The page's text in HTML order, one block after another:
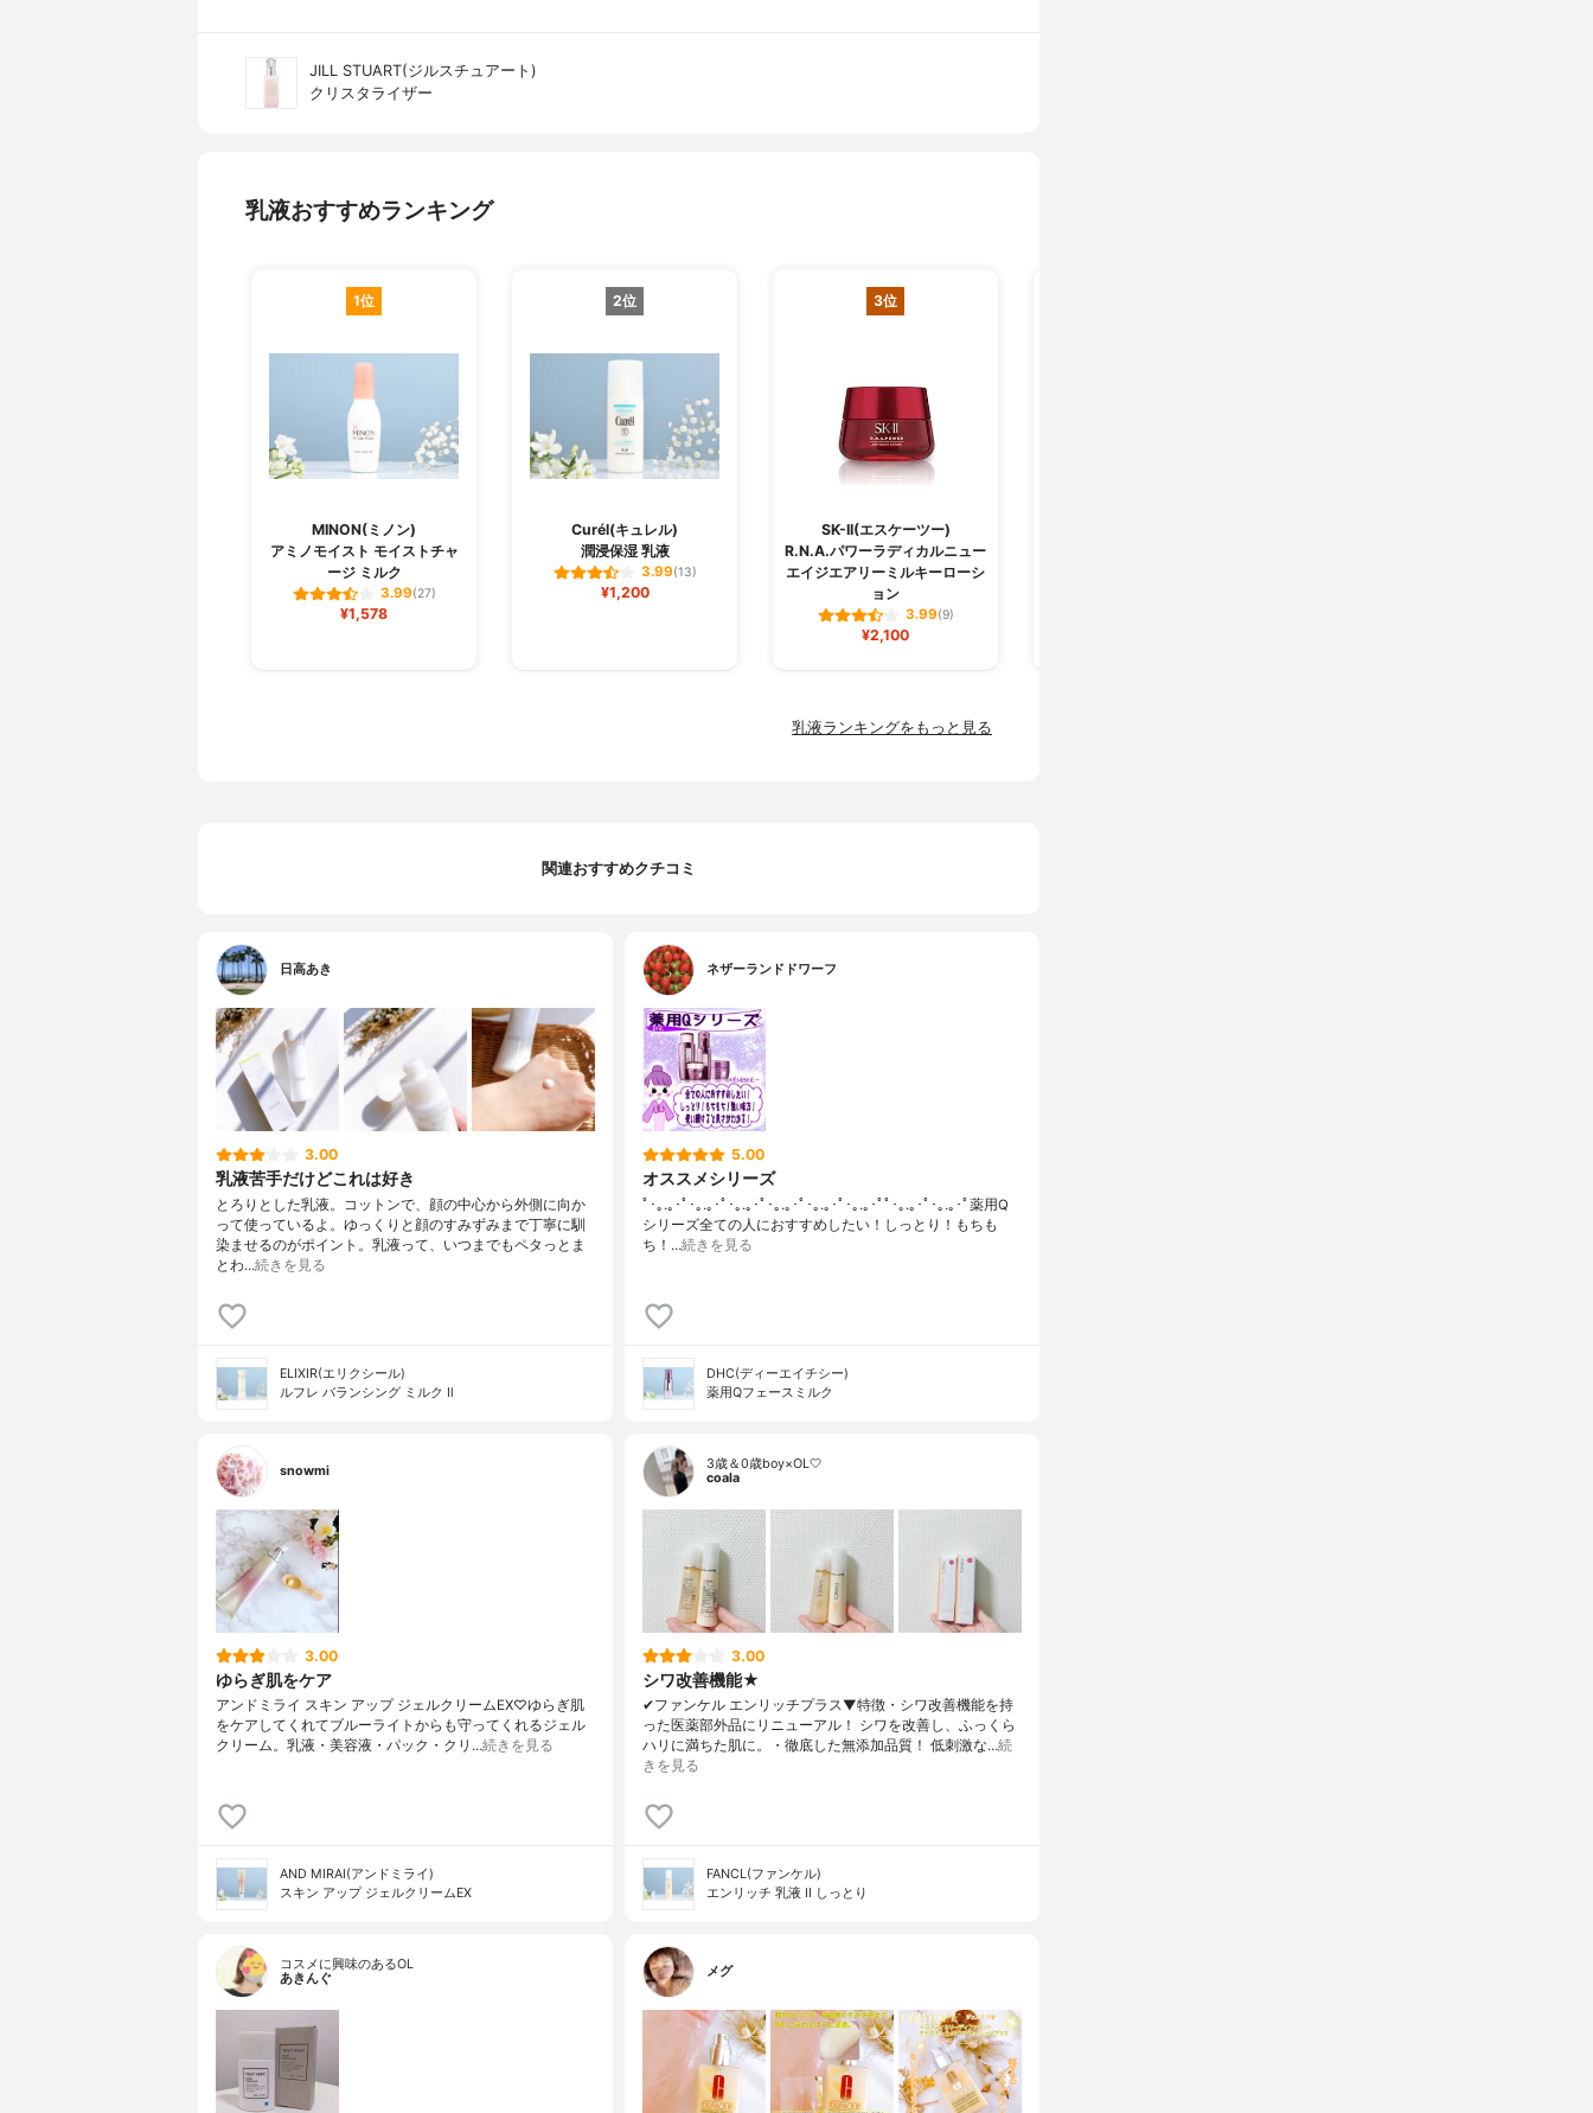
JILL STUART(ジルスチュアート)
クリスタライザー
乳液おすすめランキング
1位
MINON(ミノン)
アミノモイスト モイストチャ
ージ ミルク
3.99(27)
¥1,578
2位
Curél(キュレル)
潤浸保湿 乳液
3.99(13)
¥1,200
3位
SK-II(エスケーツー)
R.N.A.パワーラディカルニュー
エイジエアリーミルキーローシ
ョン
3.99(9)
¥2,100
乳液ランキングをもっと見る
関連おすすめクチコミ
日高あき
3.00
乳液苦手だけどこれは好き
とろりとした乳液。コットンで、顔の中心から外側に向か
って使っているよ。ゆっくりと顔のすみずみまで丁寧に馴
染ませるのがポイント。乳液って、いつまでもペタっとま
とわ…続きを見る
ELIXIR(エリクシール)
ルフレ バランシング ミルク Ⅱ
ネザーランドドワーフ
5.00
オススメシリーズ
ﾟ･｡.｡･ﾟ･｡.｡･ﾟ･｡.｡･ﾟ･｡.｡･ﾟ･｡.｡･ﾟ･｡.｡･ﾟﾟ･｡.｡･ﾟ･｡.｡･ﾟ薬用Q
シリーズ全ての人におすすめしたい！しっとり！もちも
ち！…続きを見る
DHC(ディーエイチシー)
薬用Qフェースミルク
snowmi
3.00
ゆらぎ肌をケア
アンドミライ スキン アップ ジェルクリームEX♡ゆらぎ肌
をケアしてくれてブルーライトからも守ってくれるジェル
クリーム。乳液・美容液・パック・クリ…続きを見る
AND MIRAI(アンドミライ)
スキン アップ ジェルクリームEX
3歳＆0歳boy×OL🤍
coala
3.00
シワ改善機能★
✔︎ファンケル エンリッチプラス▼特徴・シワ改善機能を持
った医薬部外品にリニューアル！ シワを改善し、ふっくら
ハリに満ちた肌に。・徹底した無添加品質！ 低刺激な…続
きを見る
FANCL(ファンケル)
エンリッチ 乳液 II しっとり
コスメに興味のあるOL
あきんぐ
メグ